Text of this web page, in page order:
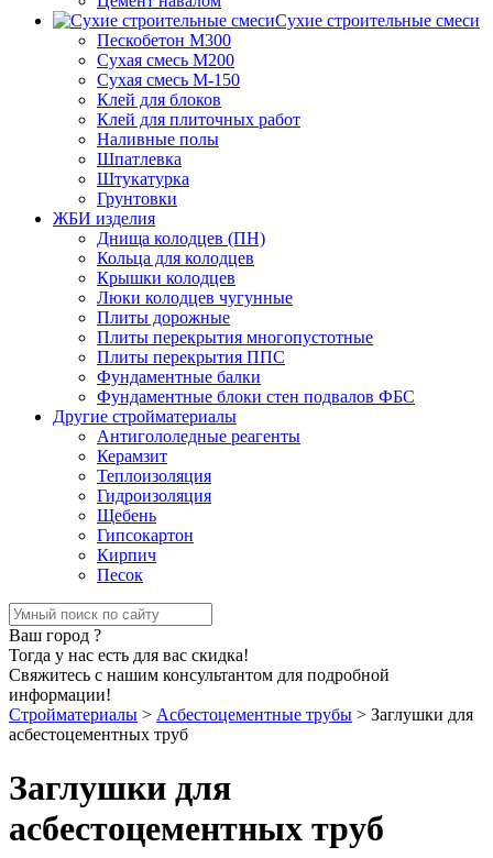
Сухие строительные смеси
Пескобетон М300
Сухая смесь М200
Сухая смесь М-150
Клей для блоков
Клей для плиточных работ
Наливные полы
Шпатлевка
Штукатурка
Грунтовки
ЖБИ изделия
Днища колодцев (ПН)
Кольца для колодцев
Крышки колодцев
Люки колодцев чугунные
Плиты дорожные
Плиты перекрытия многопустотные
Плиты перекрытия ППС
Фундаментные балки
Фундаментные блоки стен подвалов ФБС
Другие стройматериалы
Антигололедные реагенты
Керамзит
Теплоизоляция
Гидроизоляция
Щебень
Гипсокартон
Кирпич
Песок
Ваш город ?
Тогда у нас есть для вас скидка!
Свяжитесь с нашим консультантом для подробной
информации!
Стройматериалы > Асбестоцементные трубы > Заглушки для
асбестоцементных труб
Заглушки для
асбестоцементных труб